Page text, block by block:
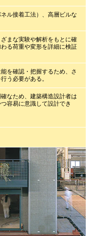
ル接着工法）、高層ビルな
まな実験や解析をもとに確
る荷重や変形を詳細に検証
を確認・把握するため、さ
う必要がある。
なため、建築構造設計者は
容易に意識して設計でき